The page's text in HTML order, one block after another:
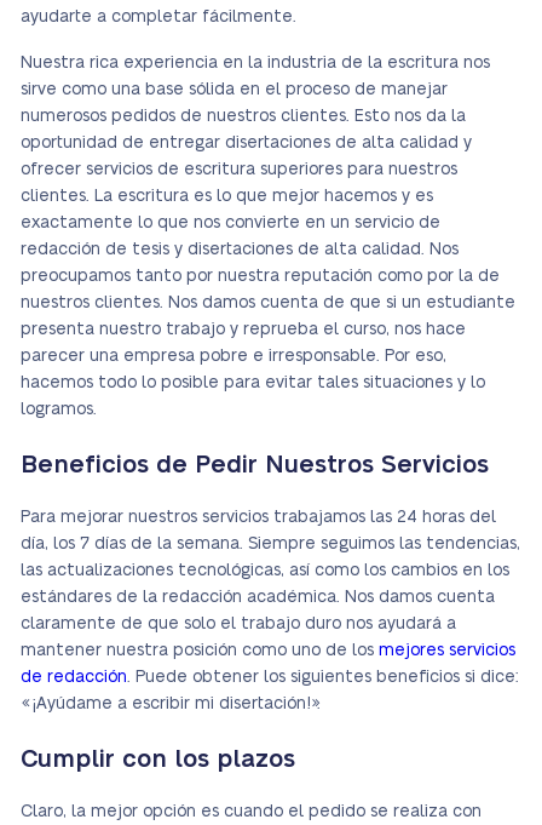
ayudarte a completar fácilmente.
Nuestra rica experiencia en la industria de la escritura nos
sirve como una base sólida en el proceso de manejar
numerosos pedidos de nuestros clientes. Esto nos da la
oportunidad de entregar disertaciones de alta calidad y
ofrecer servicios de escritura superiores para nuestros
clientes. La escritura es lo que mejor hacemos y es
exactamente lo que nos convierte en un servicio de
redacción de tesis y disertaciones de alta calidad. Nos
preocupamos tanto por nuestra reputación como por la de
nuestros clientes. Nos damos cuenta de que si un estudiante
presenta nuestro trabajo y reprueba el curso, nos hace
parecer una empresa pobre e irresponsable. Por eso,
hacemos todo lo posible para evitar tales situaciones y lo
logramos.
Beneficios de Pedir Nuestros Servicios
Para mejorar nuestros servicios trabajamos las 24 horas del
día, los 7 días de la semana. Siempre seguimos las tendencias,
las actualizaciones tecnológicas, así como los cambios en los
estándares de la redacción académica. Nos damos cuenta
claramente de que solo el trabajo duro nos ayudará a
mantener nuestra posición como uno de los mejores servicios
de redacción. Puede obtener los siguientes beneficios si dice:
«¡Ayúdame a escribir mi disertación!».
Cumplir con los plazos
Claro, la mejor opción es cuando el pedido se realiza con